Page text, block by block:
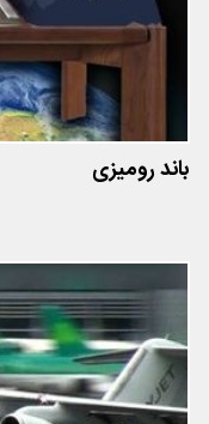
باند رومیزی